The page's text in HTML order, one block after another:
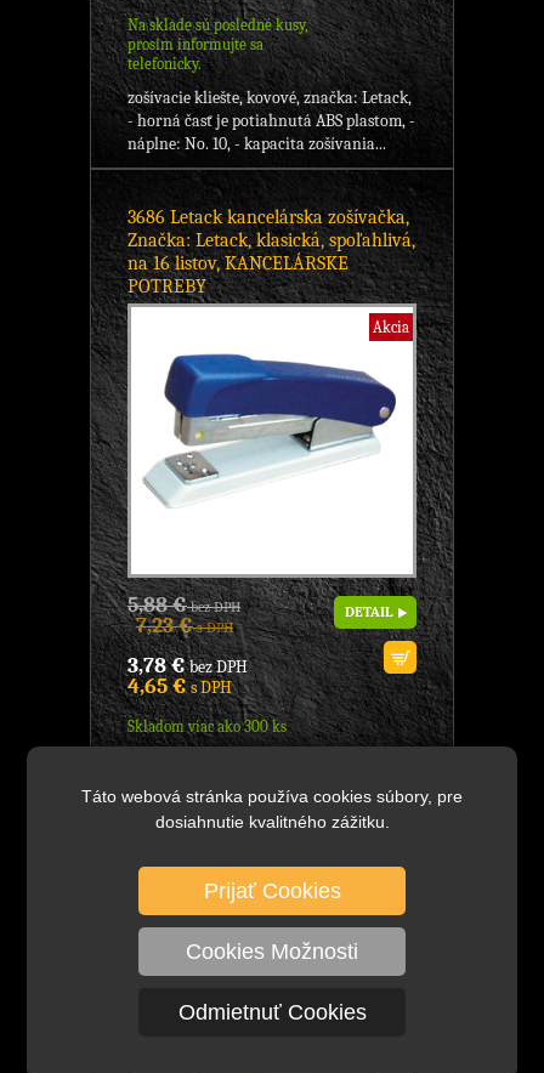
Táto webová stránka používa cookies súbory, pre
dosiahnutie kvalitného zážitku.
Prijať Cookies
Cookies Možnosti
Odmietnuť Cookies
Na sklade sú posledné kusy,
prosím informujte sa
telefonicky.
zošívacie kliešte, kovové, značka: Letack,
- horná časť je potiahnutá ABS plastom, -
náplne: No. 10, - kapacita zošívania...
3686 Letack kancelárska zošívačka,
Značka: Letack, klasická, spoľahlivá,
na 16 listov, KANCELÁRSKE
POTREBY
Akcia
5,88 €bez DPH
7,23 €s DPH
3,78 €bez DPH
4,65 €s DPH
Skladom viac ako 300 ks
DETAIL
klasický vzhľad, - náplne: 24/6, - farby:
modrá, ...
5486BU Zošívačka GMS Wave No.10
modrá, Značka: GENMES, model:
Wawe, pohodlná manipulácia,
KANCELÁRSKE POTREBY